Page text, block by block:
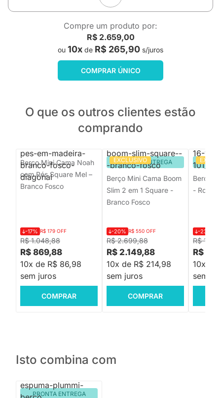
Compre um produto por:
R$ 2.659,00
ou 10x de R$ 265,90 s/juros
COMPRAR ÚNICO
O que os outros clientes estão
comprando
Berço Mini Cama Noah
com Pés Square Mel –
Branco Fosco
R$ 1.048,88
-17% R$ 179 OFF
R$ 869,88
10x de R$ 86,98
sem juros
COMPRAR
EXCLUSIVO
PRONTA ENTREGA
Berço Mini Cama Boom
Slim 2 em 1 Square -
Branco Fosco
R$ 2.699,88
-20% R$ 550 OFF
R$ 2.149,88
10x de R$ 214,98
sem juros
COMPRAR
Berço
- Rosa
R$
-23%
R$
10x de
sem
Isto combina com
PRONTA ENTREGA